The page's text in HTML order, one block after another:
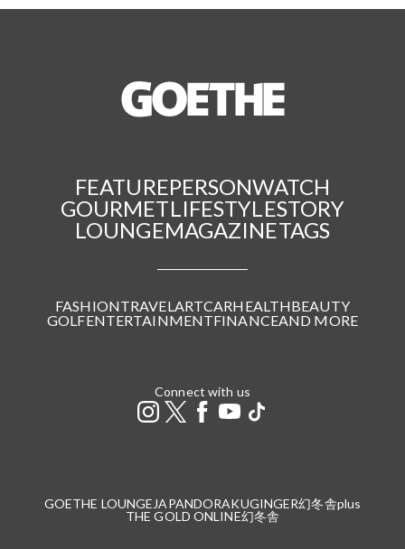
FEATUREPERSONWATCH
GOURMETLIFESTYLESTORY
LOUNGEMAGAZINETAGS
FASHIONTRAVEL ARTCARHEALTHBEAUTY
GOLFENTERTAINMENTFINANCEAND MORE
Connect with us
GOETHE LOUNGE JAPANDORAKUGINGER幻冬舎plus
THE GOLD ONLINE幻冬舎